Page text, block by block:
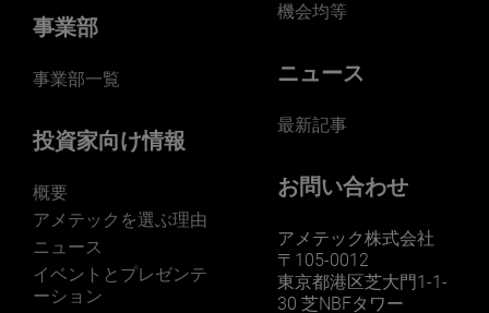
事業部
事業部一覧
投資家向け情報
概要
アメテックを選ぶ理由
ニュース
イベントとプレゼンテ
ーション
機会均等
ニュース
最新記事
お問い合わせ
アメテック株式会社
〒105-0012
東京都港区芝大門1-1-
30 芝NBFタワー